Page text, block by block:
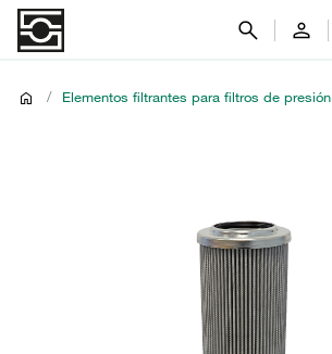
/ Elementos filtrantes para filtros de presión